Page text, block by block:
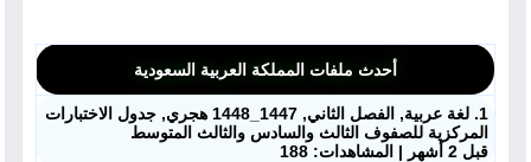
أحدث ملفات المملكة العربية السعودية
1. لغة عربية, الفصل الثاني, 1447_1448 هجري, جدول الاختبارات
المركزية للصفوف الثالث والسادس والثالث المتوسط
قبل 2 أشهر | المشاهدات: 188